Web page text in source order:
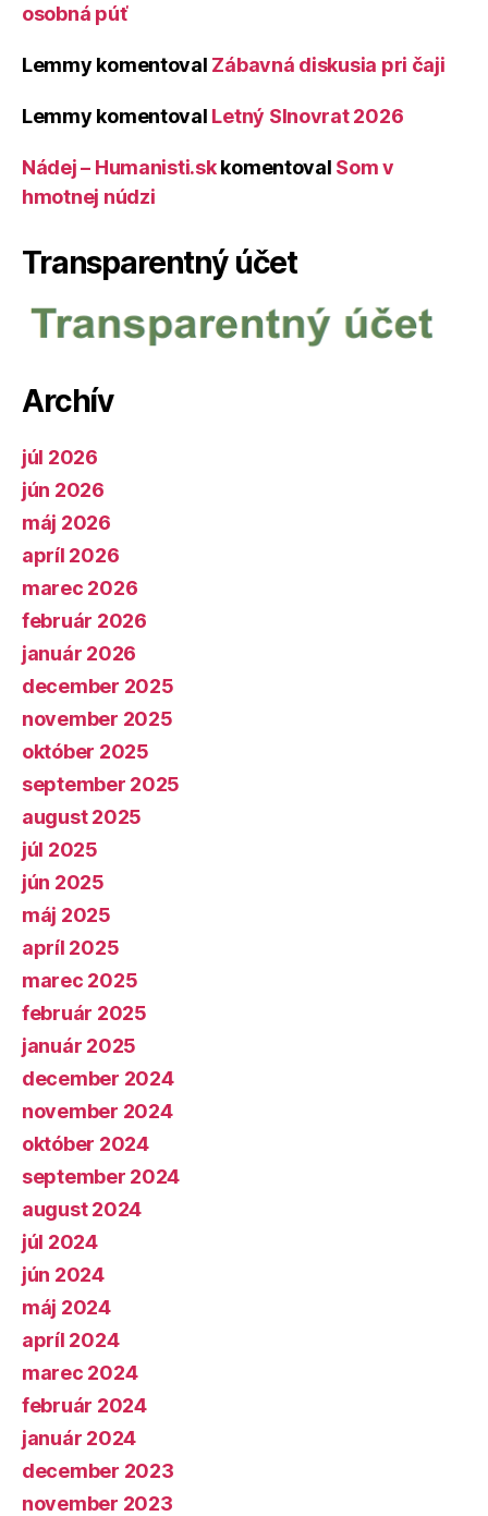
osobná púť
Lemmy komentoval Zábavná diskusia pri čaji
Lemmy komentoval Letný Slnovrat 2026
Nádej – Humanisti.skkomentoval Som v
hmotnej núdzi
Transparentný účet
Archív
júl 2026
jún 2026
máj 2026
apríl 2026
marec 2026
február 2026
január 2026
december 2025
november 2025
október 2025
september 2025
august 2025
júl 2025
jún 2025
máj 2025
apríl 2025
marec 2025
február 2025
január 2025
december 2024
november 2024
október 2024
september 2024
august 2024
júl 2024
jún 2024
máj 2024
apríl 2024
marec 2024
február 2024
január 2024
december 2023
november 2023